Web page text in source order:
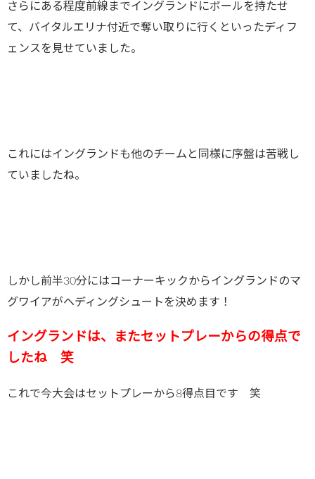
さらにある程度前線までイングランドにボールを持たせ
て、バイタルエリナ付近で奪い取りに行くといったディフ
ェンスを見せていました。
これにはイングランドも他のチームと同様に序盤は苦戦し
ていましたね。
しかし前半30分にはコーナーキックからイングランドのマ
グワイアがヘディングシュートを決めます！
イングランドは、またセットプレーからの得点で
したね 笑
これで今大会はセットプレーから8得点目です 笑